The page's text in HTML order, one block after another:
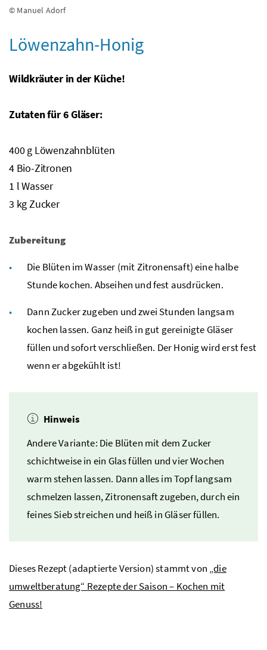
© Manuel Adorf
Löwenzahn-Honig
Wildkräuter in der Küche!
Zutaten für 6 Gläser:
400gLöwenzahnblüten
4 Bio-Zitronen
1 lWasser
3 kgZucker
Zubereitung
Die Blüten im Wasser (mit Zitronensaft) eine halbe
Stunde kochen. Abseihen und fest ausdrücken.
Dann Zucker zugeben und zwei Stunden langsam
kochen lassen. Ganz heiß in gut gereinigte Gläser
füllen und sofort verschließen. Der Honig wird erst fest
wenn er abgekühlt ist!
Hinweis
Andere Variante: Die Blüten mit dem Zucker
schichtweise in ein Glas füllen und vier Wochen
warm stehen lassen. Dann alles im Topf langsam
schmelzen lassen, Zitronensaft zugeben, durch ein
feines Sieb streichen und heiß in Gläser füllen.
Dieses Rezept (adaptierte Version) stammt von „die
umweltberatung“ Rezepte der Saison – Kochen mit
Genuss!